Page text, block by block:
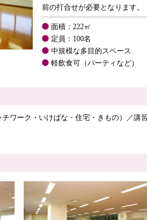
前の打合せが必要となります。
面積：222㎡
定員：100名
中規模な多目的スペース
軽飲食可（パーティなど）
ワーク・いけばな・住宅・きもの）／講